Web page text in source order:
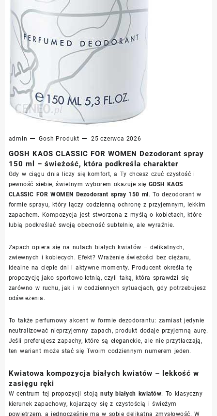
admin Gosh Produkt 25 czerwca 2026
GOSH KAOS CLASSIC FOR WOMEN Dezodorant spray
150 ml – świeżość, która podkreśla charakter
Gdy w ciągu dnia liczy się komfort, a Ty chcesz czuć czystość i
pewność siebie, świetnym wyborem okazuje się GOSH KAOS
CLASSIC FOR WOMEN Dezodorant spray 150 ml. To dezodorant w
formie sprayu, który łączy codzienną ochronę z przyjemnym, lekkim
zapachem. Kompozycja jest stworzona z myślą o kobietach, które
lubią podkreślać swoją obecność subtelnie, ale wyraźnie.
Zapach opiera się na nutach białych kwiatów – delikatnych,
zwiewnych i kobiecych. Efekt? Wrażenie świeżości bez ciężaru,
idealne na ciepłe dni i aktywne momenty. Producent określa tę
propozycję jako sportowo-letnią, czyli taką, która sprawdzi się
zarówno w ruchu, jak i w codziennych sytuacjach, gdy potrzebujesz
odświeżenia.
To także perfumowy akcent w formie dezodorantu: zamiast jedynie
neutralizować nieprzyjemny zapach, produkt dodaje przyjemną aurę.
Jeśli preferujesz zapachy, które są eleganckie, ale nie przytłaczają,
ten wariant może stać się Twoim codziennym numerem jeden.
Kwiatowa kompozycja białych kwiatów – lekkość w
zasięgu ręki
W centrum tej propozycji stojąnuty białych kwiatów. To klasyczny
kierunek zapachowy, kojarzący się z czystością i świeżym
powietrzem, a jednocześnie ma w sobie delikatną zmysłowość. W